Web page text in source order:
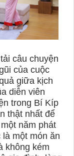
câu chuyện
của cuộc
giữa kịch
diễn viên
trong Bí Kíp
thật nhất để
năm phát
một món ăn
không kém